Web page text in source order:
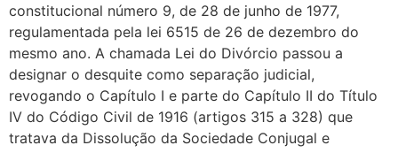
constitucional número 9, de 28 de junho de 1977,
regulamentada pela lei 6515 de 26 de dezembro do
mesmo ano. A chamada Lei do Divórcio passou a
designar o desquite como separação judicial,
revogando o Capítulo I e parte do Capítulo II do Título
IV do Código Civil de 1916 (artigos 315 a 328) que
tratava da Dissolução da Sociedade Conjugal e